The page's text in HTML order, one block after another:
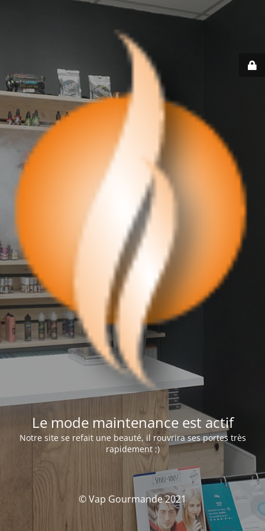
Le mode maintenance est actif
Notre site se refait une beauté, il rouvrira ses portes très
rapidement ;)
© Vap Gourmande 2021